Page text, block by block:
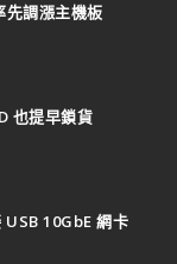
先調漲主機板
也提早鎖貨
10GbE 網卡